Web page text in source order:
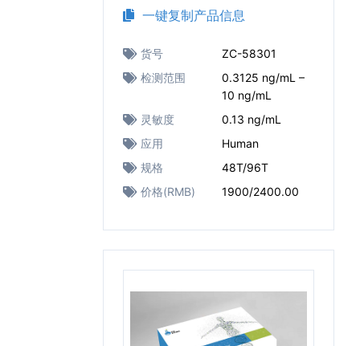
一键复制产品信息
货号
ZC-58301
检测范围
0.3125 ng/mL –
10 ng/mL
灵敏度
0.13 ng/mL
应用
Human
规格
48T/96T
价格(RMB)
1900/2400.00